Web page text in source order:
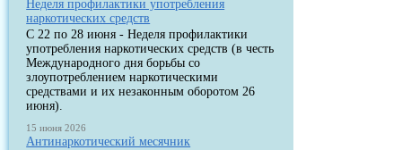
Неделя профилактики употребления
наркотических средств
С 22 по 28 июня - Неделя профилактики
употребления наркотических средств (в честь
Международного дня борьбы со
злоупотреблением наркотическими
средствами и их незаконным оборотом 26
июня).
15 июня 2026
Антинаркотический месячник